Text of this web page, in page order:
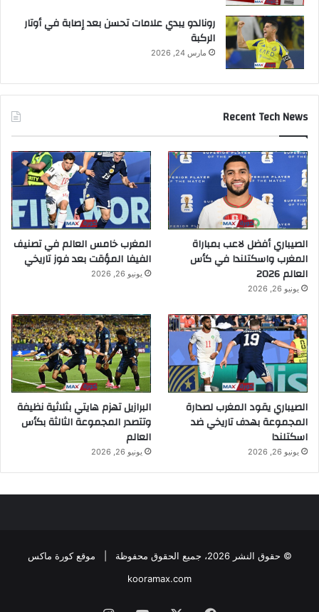
رونالدو يبدي علامات تحسن بعد إصابة في أوتار
الركبة
مارس 24, 2026
Recent Tech News
الصيباري أفضل لاعب بمباراة
المغرب واسكتلندا في كأس
العالم 2026
يونيو 26, 2026
المغرب خامس العالم في تصنيف
الفيفا المؤقت بعد فوز تاريخي
يونيو 26, 2026
الصيباري يقود المغرب لصدارة
المجموعة بهدف تاريخي ضد
اسكتلندا
يونيو 26, 2026
البرازيل تهزم هايتي بثلاثية نظيفة
وتتصدر المجموعة الثالثة بكأس
العالم
يونيو 26, 2026
© حقوق النشر 2026، جميع الحقوق محفوظة |
موقع كورة ماكس
kooramax.com